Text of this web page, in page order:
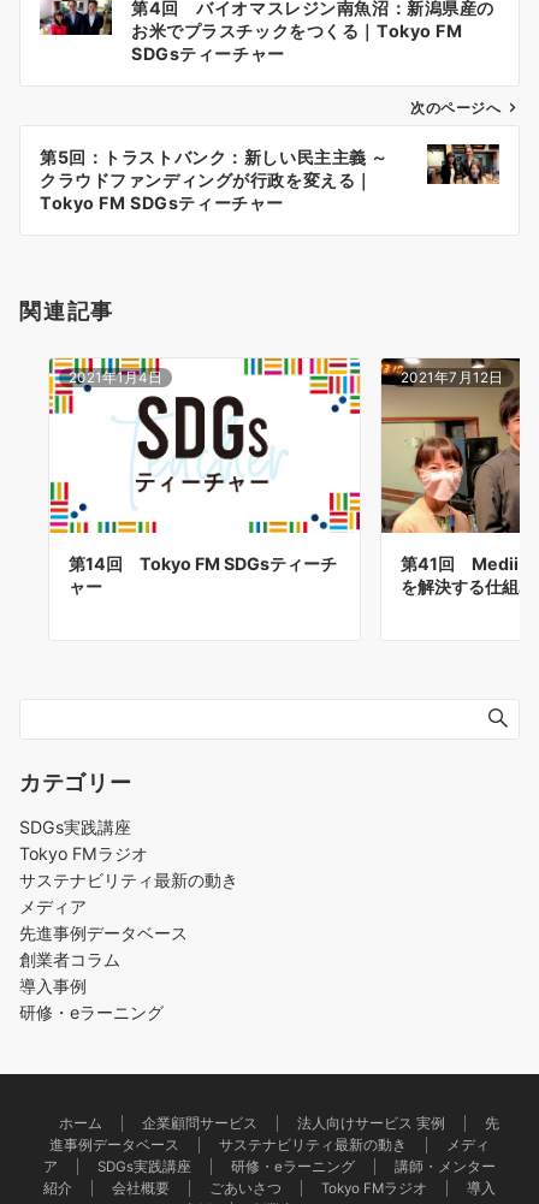
ン
第4回 バイオマスレジン南魚沼：新潟県産の
お米でプラスチックをつくる｜Tokyo FM
SDGsティーチャー
次のページへ
第5回：トラストバンク：新しい民主主義 ～
クラウドファンディングが行政を変える｜
Tokyo FM SDGsティーチャー
関連記事
2021年1月4日
第14回 Tokyo FM SDGsティーチ
ャー
2021年7月12日
第41回 Medii：
を解決する仕組
カテゴリー
SDGs実践講座
Tokyo FMラジオ
サステナビリティ最新の動き
メディア
先進事例データベース
創業者コラム
導入事例
研修・eラーニング
ホーム 企業顧問サービス 法人向けサービス 実例
先
進事例データベース
サステナビリティ最新の動き
メディ
ア
SDGs実践講座 研修・eラーニング
講師・メンター
紹介
会社概要 ごあいさつ Tokyo FMラジオ
導入